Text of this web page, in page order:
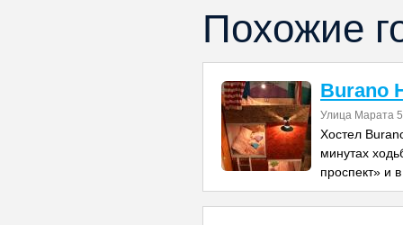
Похожие
Burano
Улица Марата
Хостел
минутах
проспект» и